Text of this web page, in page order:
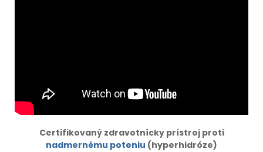
Certifikovaný zdravotnícky prístroj proti
nadmernému poteniu (hyperhidróze)